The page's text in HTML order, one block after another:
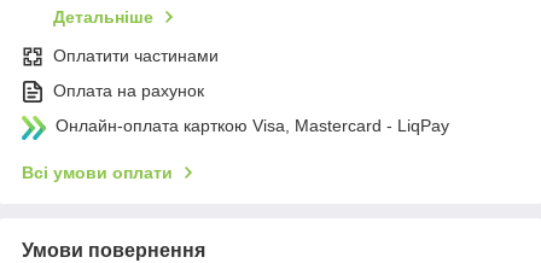
Детальніше
Оплатити частинами
Оплата на рахунок
Онлайн-оплата карткою Visa, Mastercard - LiqPay
Всі умови оплати
Умови повернення